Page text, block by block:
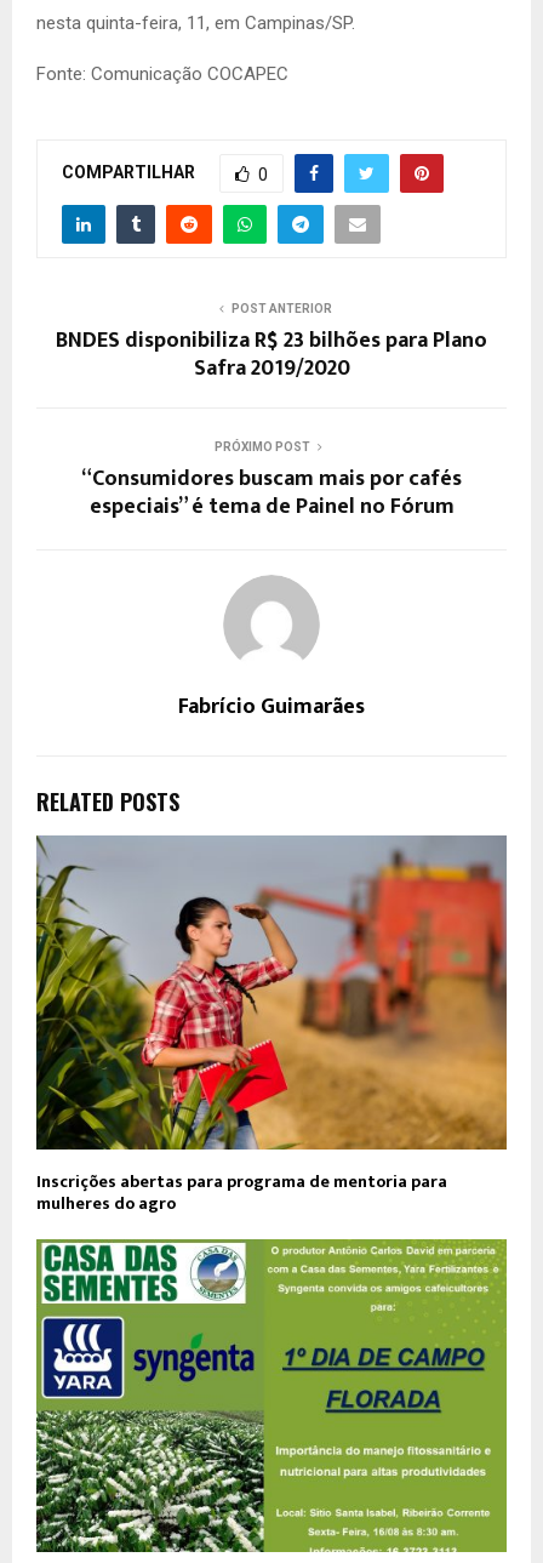
nesta quinta-feira, 11, em Campinas/SP.
Fonte: Comunicação COCAPEC
COMPARTILHAR 0
POST ANTERIOR
BNDES disponibiliza R$ 23 bilhões para Plano
Safra 2019/2020
PRÓXIMO POST
“Consumidores buscam mais por cafés
especiais” é tema de Painel no Fórum
Fabrício Guimarães
RELATED POSTS
Inscrições abertas para programa de mentoria para
mulheres do agro